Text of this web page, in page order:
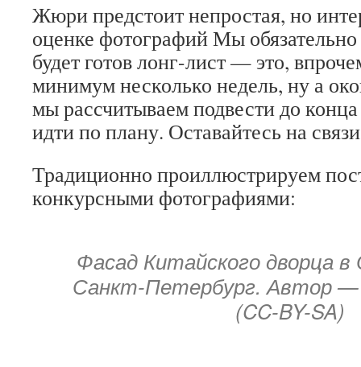
Жюри предстоит непростая, но
оценке фотографий Мы
будет готов лонг-лист — это,
минимум несколько недель, ну а
мы рассчитываем подвести до конца
идти по плану. Оставайтесь на
Традиционно проиллюстрируем
конкурсными фотографиями:
Фасад Китайского дворца в
Санкт-Петербург. Автор
(CC-BY-SA)